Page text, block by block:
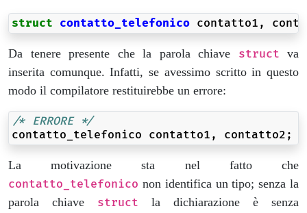
struct contatto_telefonico contatto1 ,
Da tenere presente che la parola chiave struct va
inserita comunque. Infatti, se avessimo scritto in questo
modo il compilatore restituirebbe un errore:
/* ERRORE */
contatto_telefonico contatto1 , contatto2 ;
La motivazione sta nel fatto che
contatto_telefonico non identifica un tipo; senza la
parola chiave struct la dichiarazione è senza